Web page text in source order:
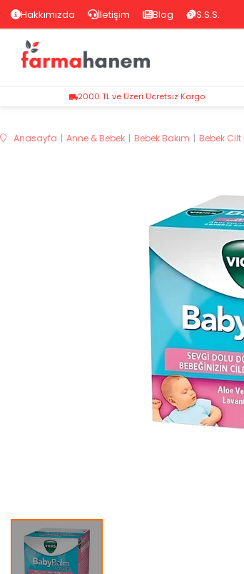
Hakkımızda İletişim Blog S.S.S.
2000 TL ve Üzeri Ücretsiz Kargo
Anasayfa Anne & Bebek Bebek Bakım Bebek Cilt